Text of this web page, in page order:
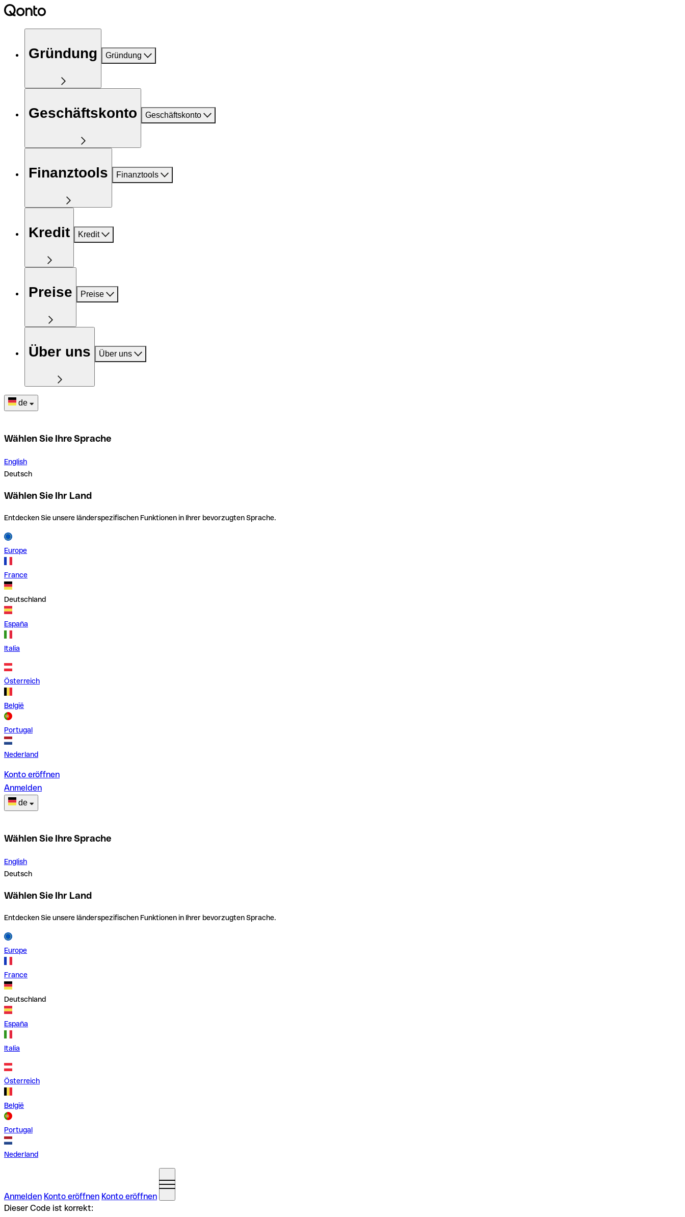
Gründung Gründung
Geschäftskonto Geschäftskonto
Finanztools Finanztools
Kredit Kredit
Preise Preise
Über uns Über uns
de
Wählen Sie Ihre Sprache
English
Deutsch
Wählen Sie Ihr Land
Entdecken Sie unsere länderspezifischen Funktionen in Ihrer bevorzugten Sprache.
Europe
France
Deutschland
España
Italia
Österreich
België
Portugal
Nederland
Konto eröffnen
Anmelden
de
Wählen Sie Ihre Sprache
English
Deutsch
Wählen Sie Ihr Land
Entdecken Sie unsere länderspezifischen Funktionen in Ihrer bevorzugten Sprache.
Europe
France
Deutschland
España
Italia
Österreich
België
Portugal
Nederland
Anmelden Konto eröffnen Konto eröffnen
Dieser Code ist korrekt: